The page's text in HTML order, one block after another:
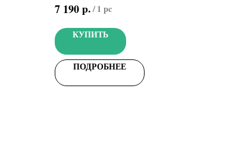
лучей
7 190р./1 pc
КУПИТЬ
ПОДРОБНЕЕ